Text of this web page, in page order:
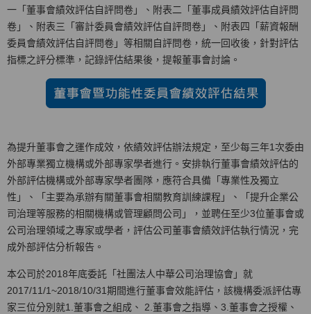
一「董事會績效評估自評問卷」、附表二「董事成員績效評估自評問
卷」、附表三「審計委員會績效評估自評問卷」、附表四「薪資報酬
委員會績效評估自評問卷」等相關自評問卷，統一回收後，針對評估
指標之評分標準，記錄評估結果後，提報董事會討論。
為提升董事會之運作成效，依績效評估辦法規定，至少每三年1次委由
外部專業獨立機構或外部專家學者進行。安排執行董事會績效評估的
外部評估機構或外部專家學者團隊，應符合具備「專業性及獨立
性」、「主要為承辦有關董事會相關教育訓練課程」、「提升企業公
司治理等服務的相關機構或管理顧問公司」，並聘任至少3位董事會或
公司治理領域之專家或學者，評估公司董事會績效評估執行情況，完
成外部評估分析報告。
本公司於2018年底委託「社團法人中華公司治理協會」就
2017/11/1~2018/10/31期間進行董事會效能評估，該機構委派評估專
家三位分別就1.董事會之組成、 2.董事會之指導、3.董事會之授權、